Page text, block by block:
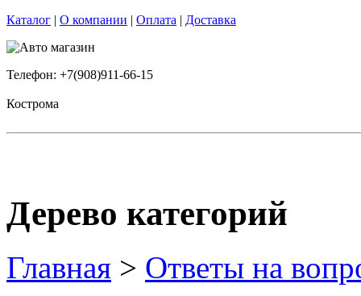
Каталог | О компании | Оплата | Доставка
Телефон: +7(908)911-66-15
Кострома
Дерево категорий
Главная > Ответы на